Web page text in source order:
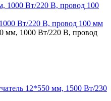
Вт/220 В, провод 100 мм
мм, 1000 Вт/220 В, провод